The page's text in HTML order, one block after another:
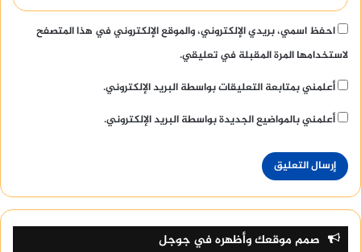
احفظ اسمي، بريدي الإلكتروني، والموقع الإلكتروني في هذا المتصفح
لاستخدامها المرة المقبلة في تعليقي.
أعلمني بمتابعة التعليقات بواسطة البريد الإلكتروني.
أعلمني بالمواضيع الجديدة بواسطة البريد الإلكتروني.
صمم موقعك وأظهره في جوجل